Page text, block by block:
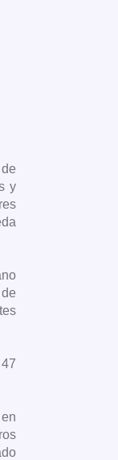
y